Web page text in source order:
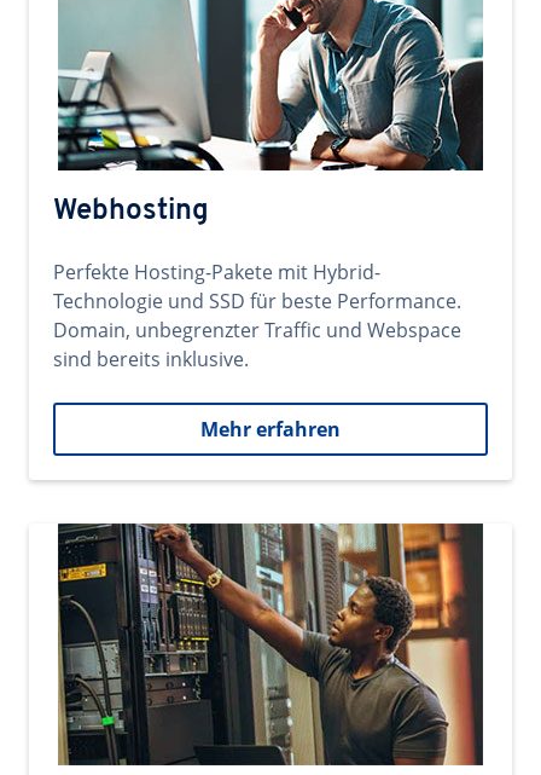
Webhosting
Perfekte Hosting-Pakete mit Hybrid-
Technologie und SSD für beste Performance.
Domain, unbegrenzter Traffic und Webspace
sind bereits inklusive.
Mehr erfahren